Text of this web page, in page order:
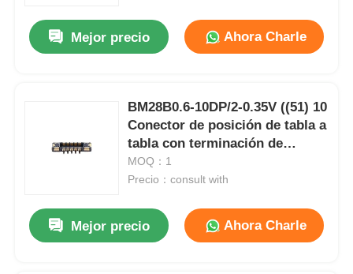
Mejor precio Ahora Charle
BM28B0.6-10DP/2-0.35V ((51) 10
Conector de posición de tabla a
tabla con terminación de
empuje y soldadura de 0,35 mm
MOQ：1
Precio：consult with
Mejor precio Ahora Charle